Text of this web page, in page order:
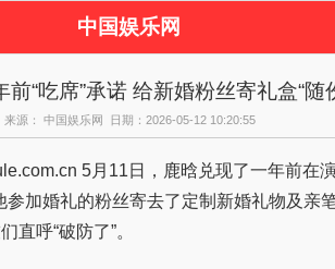
中国娱乐网
演唱会 综艺节目
前“吃席”承诺 给新婚粉丝寄礼盒“随
来源： 中国娱乐网 日期：2026-05-12 10:20:55
在演唱会上对粉丝的
参加婚礼的粉丝寄去了定制新婚礼物及亲
直呼“破防了”。